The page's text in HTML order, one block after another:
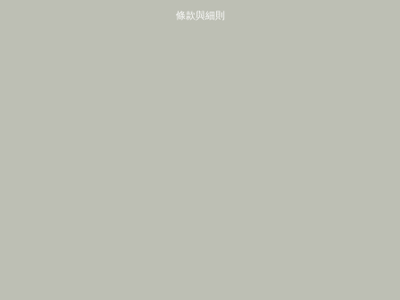
條款與細則